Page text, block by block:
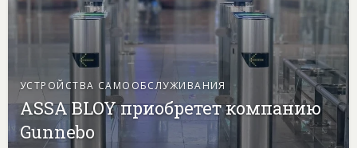
УСТРОЙСТВА САМООБСЛУЖИВАНИЯ
ASSA BLOY приобретет компанию
Gunnebo